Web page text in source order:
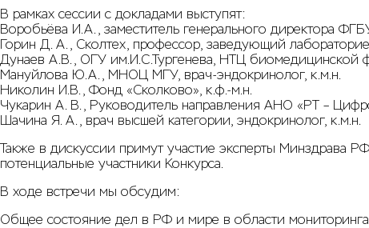
В рамках сессии с докладами выступят:
Воробьёва И.А., заместитель генерального директора
Горин Д. А., Сколтех, профессор, заведующий
Дунаев А.В., ОГУ им.И.С.Тургенева, НТЦ биомедицинской
Мануйлова Ю.А., МНОЦ МГУ, врач-эндокринолог, к.м.н.
Николин И.В., Фонд «Сколково», к.ф.-м.н.
Чукарин А. В., Руководитель направления АНО «РТ –
Шачина Я. А., врач высшей категории, эндокринолог, к.м.н.
Также в дискуссии примут участие эксперты Минздрава
потенциальные участники Конкурса.
В ходе встречи мы обсудим:
Общее состояние дел в РФ и мире в области мониторинга